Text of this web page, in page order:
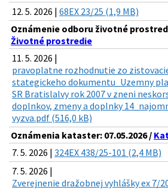
12. 5. 2026 | 68EX 23/25 (1,9 MB)
Oznámenie odboru životné
Životné prostredie
11. 5. 2026 |
pravoplatne rozhodnutie zo
stategickeho dokumentu_Uzemny
SR Bratislalvy rok 2007 v zneni
doplnkov, zmeny a doplnky
vyzva.pdf (516,0 kB)
Oznámenia kataster: 07.05.2026 /
7. 5. 2026 | 324EX 438/25-101 (2,4 MB)
7. 5. 2026 |
Zverejnenie dražobnej vyhlášky ex 7/